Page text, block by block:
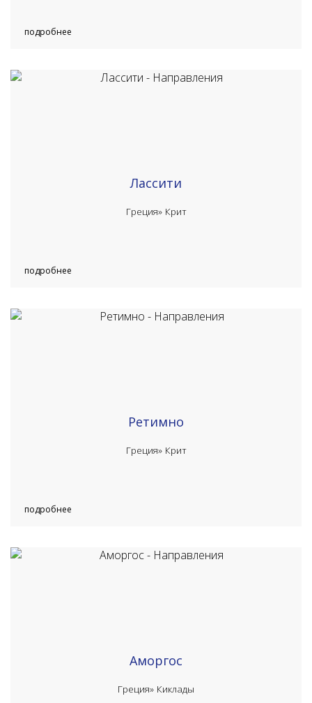
подробнее
Лассити
Греция»Крит
подробнее
Ретимно
Греция»Крит
подробнее
Аморгос
Греция» Киклады